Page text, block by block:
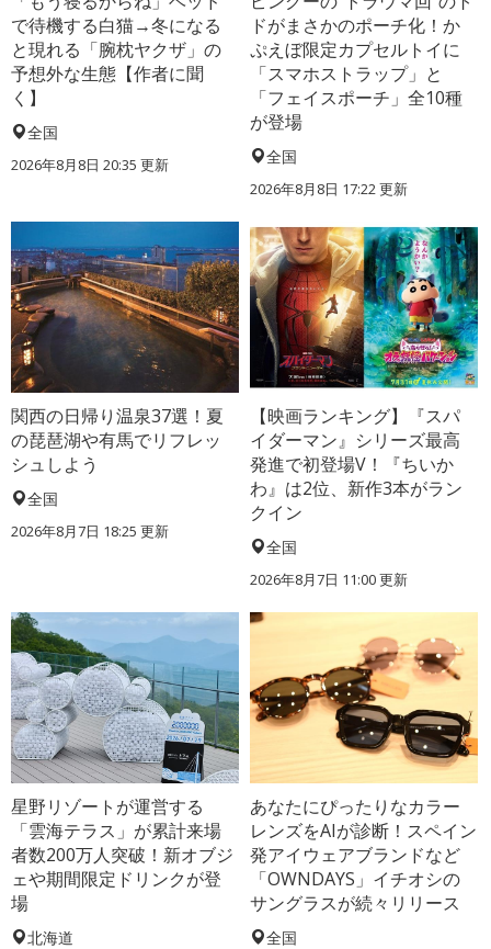
で待機する白猫→冬になる
と現れる「腕枕ヤクザ」の
予想外な生態【作者に聞
く】
全国
2026年8月8日 20:35 更新
ドがまさかのポーチ化！か
ぷえぼ限定カプセルトイに
「スマホストラップ」と
「フェイスポーチ」全10種
が登場
全国
2026年8月8日 17:22 更新
関西の日帰り温泉37選！夏
の琵琶湖や有馬でリフレッ
シュしよう
全国
2026年8月7日 18:25 更新
【映画ランキング】『スパ
イダーマン』シリーズ最高
発進で初登場V！『ちいか
わ』は2位、新作3本がラン
クイン
全国
2026年8月7日 11:00 更新
星野リゾートが運営する
「雲海テラス」が累計来場
者数200万人突破！新オブジ
ェや期間限定ドリンクが登
場
北海道
あなたにぴったりなカラー
レンズをAIが診断！スペイン
発アイウェアブランドなど
「OWNDAYS」イチオシの
サングラスが続々リリース
全国